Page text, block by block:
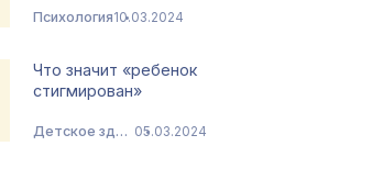
Психология10.03.2024
Что значит «ребенок
стигмирован»
Детское здоровье 05.03.2024